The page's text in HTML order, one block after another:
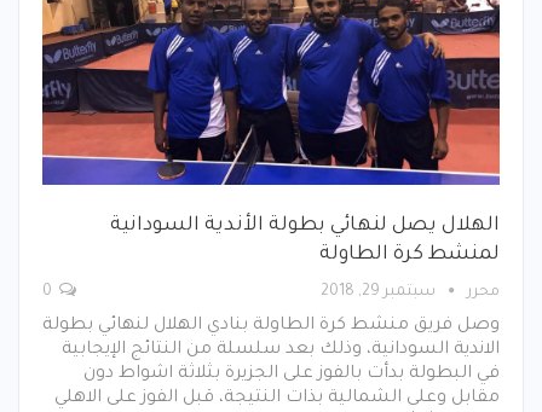
الهلال يصل لنهائي بطولة الأندية السودانية
لمنشط كرة الطاولة
محرر سبتمبر 29, 2018
وصل فريق منشط كرة الطاولة بنادي الهلال لنهائي بطولة
الاندية السودانية، وذلك بعد سلسلة من النتائج الإيجابية
في البطولة بدأت بالفوز على الجزيرة بثلاثة اشواط دون
مقابل وعلى الشمالية بذات النتيجة، قبل الفوز على الاهلي